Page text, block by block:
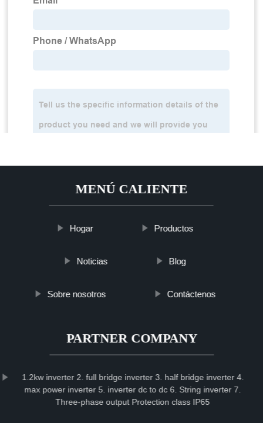
MENÚ CALIENTE
Hogar Productos
Noticias Blog
Sobre nosotros Contáctenos
PARTNER COMPANY
1.2kw inverter 2. full bridge inverter 3. half bridge inverter 4.
max power inverter 5. inverter dc to dc 6. String inverter 7.
Three-phase output Protection class IP65